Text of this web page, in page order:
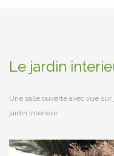
Le jardin
Une salle ouverte avec vue
jardin intérieur